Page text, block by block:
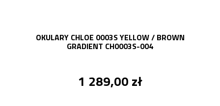
OKULARY CHLOE 0003S YELLOW / BROWN
GRADIENT CH0003S-004
1 289,00 zł